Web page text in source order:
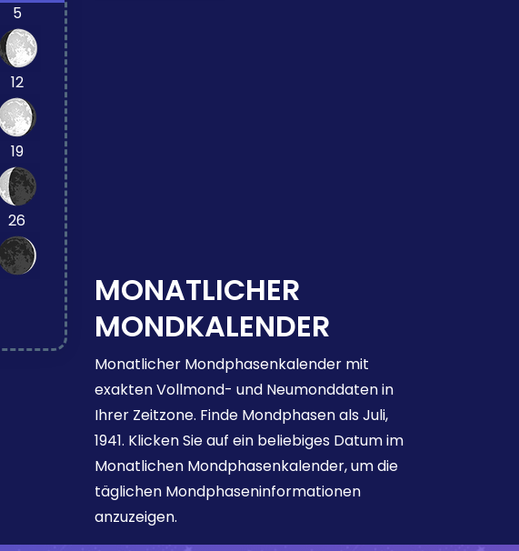
5
12
19
26
MONATLICHER
MONDKALENDER
Monatlicher Mondphasenkalender mit
exakten Vollmond- und Neumonddaten in
Ihrer Zeitzone. Finde Mondphasen als Juli,
1941. Klicken Sie auf ein beliebiges Datum im
Monatlichen Mondphasenkalender, um die
täglichen Mondphaseninformationen
anzuzeigen.